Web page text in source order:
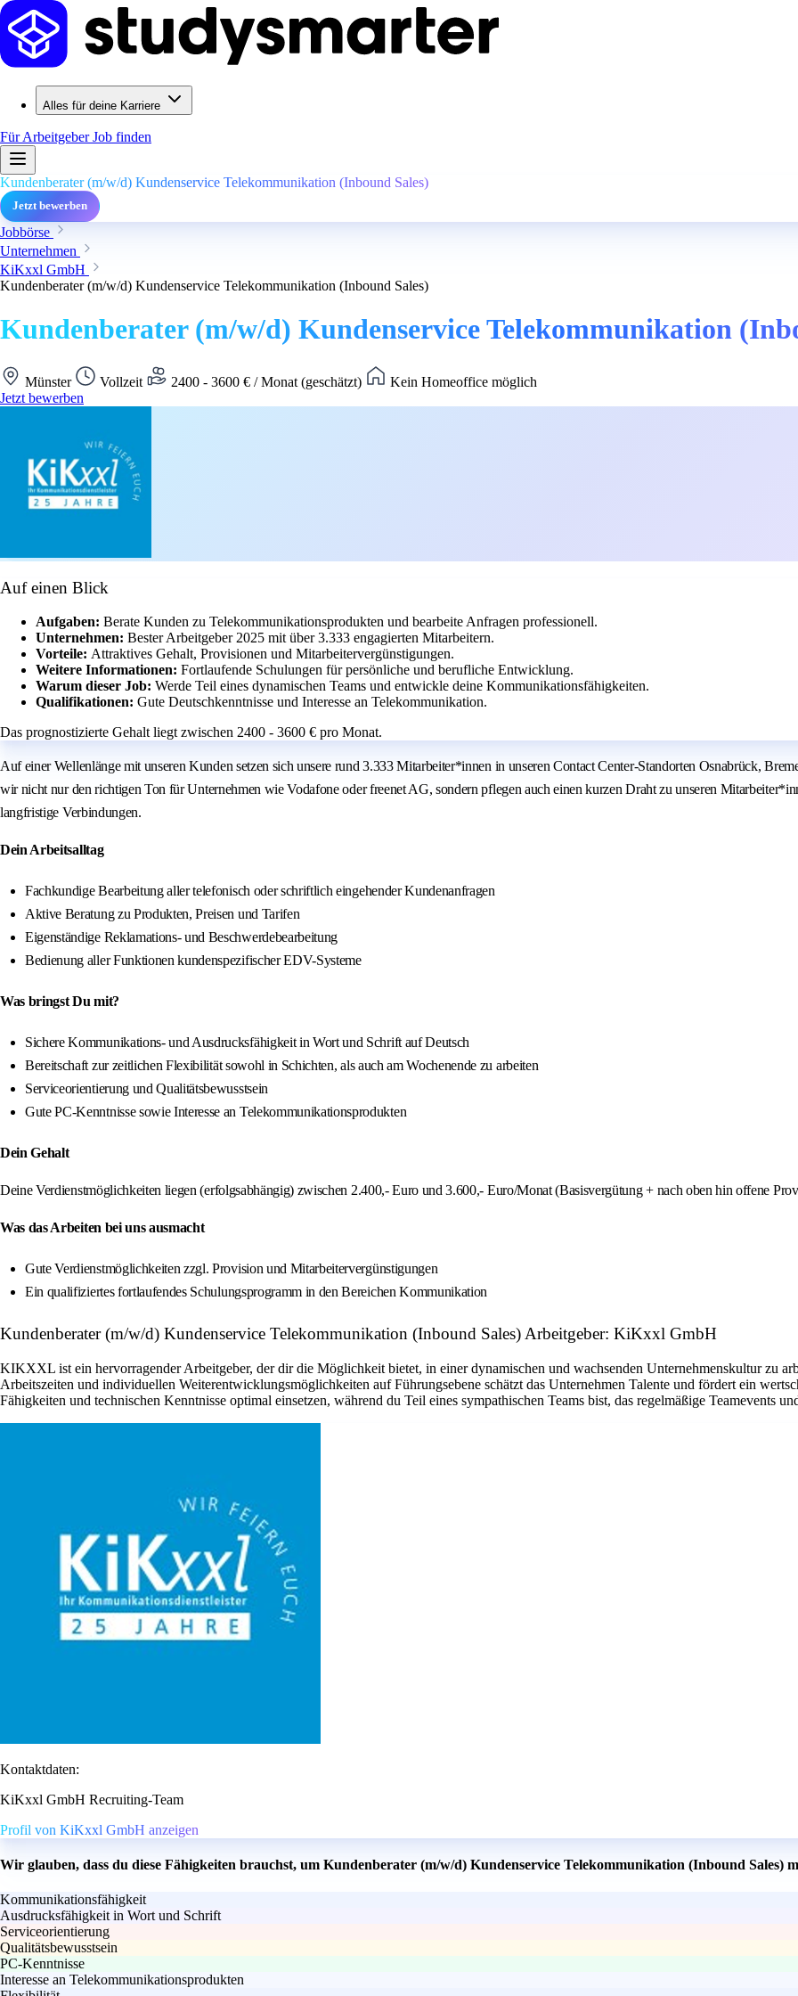
Alles für deine Karriere
Für ArbeitgeberJob finden
Kundenberater (m/w/d) Kundenservice Telekommunikation (Inbound Sales)
Jetzt bewerben
Jobbörse
Unternehmen
KiKxxl GmbH
Kundenberater (m/w/d) Kundenservice Telekommunikation (Inbound Sales)
Kundenberater (m/w/d) Kundenservice Telekommunikation
Münster Vollzeit 2400 - 3600 € / Monat (geschätzt)
Kein Homeoffice möglich
Jetzt bewerben
Auf einen Blick
Aufgaben: Berate Kunden zu Telekommunikationsprodukten und bearbeite Anfragen professionell.
Unternehmen: Bester Arbeitgeber 2025 mit über 3.333 engagierten Mitarbeitern.
Vorteile: Attraktives Gehalt, Provisionen und Mitarbeitervergünstigungen.
Weitere Informationen: Fortlaufende Schulungen für persönliche und berufliche Entwicklung.
Warum dieser Job: Werde Teil eines dynamischen Teams und entwickle deine Kommunikationsfähigkeiten.
Qualifikationen: Gute Deutschkenntnisse und Interesse an Telekommunikation.
Das prognostizierte Gehalt liegt zwischen 2400 - 3600 € pro Monat.
Auf einer Wellenlänge mit unseren Kunden setzen sich unsere rund 3.333 Mitarbeiter*innen in unseren Contact Center-Standorten Osnabrück,
wir nicht nur den richtigen Ton für Unternehmen wie Vodafone oder freenet AG, sondern pflegen auch einen kurzen Draht zu unseren
langfristige Verbindungen.
Dein Arbeitsalltag
Fachkundige Bearbeitung aller telefonisch oder schriftlich eingehender Kundenanfragen
Aktive Beratung zu Produkten, Preisen und Tarifen
Eigenständige Reklamations- und Beschwerdebearbeitung
Bedienung aller Funktionen kundenspezifischer EDV-Systeme
Was bringst Du mit?
Sichere Kommunikations- und Ausdrucksfähigkeit in Wort und Schrift auf Deutsch
Bereitschaft zur zeitlichen Flexibilität sowohl in Schichten, als auch am Wochenende zu arbeiten
Serviceorientierung und Qualitätsbewusstsein
Gute PC-Kenntnisse sowie Interesse an Telekommunikationsprodukten
Dein Gehalt
Deine Verdienstmöglichkeiten liegen (erfolgsabhängig) zwischen 2.400,- Euro und 3.600,- Euro/Monat (Basisvergütung + nach oben hin offene
Was das Arbeiten bei uns ausmacht
Gute Verdienstmöglichkeiten zzgl. Provision und Mitarbeitervergünstigungen
Ein qualifiziertes fortlaufendes Schulungsprogramm in den Bereichen Kommunikation
Kundenberater (m/w/d) Kundenservice Telekommunikation (Inbound Sales) Arbeitgeber: KiKxxl GmbH
KIKXXL ist ein hervorragender Arbeitgeber, der dir die Möglichkeit bietet, in einer dynamischen und wachsenden Unternehmenskultur zu
Arbeitszeiten und individuellen Weiterentwicklungsmöglichkeiten auf Führungsebene schätzt das Unternehmen Talente und fördert ein
Fähigkeiten und technischen Kenntnisse optimal einsetzen, während du Teil eines sympathischen Teams bist, das regelmäßige Teamevents
Kontaktdaten:
KiKxxl GmbH Recruiting-Team
Profil von KiKxxl GmbH anzeigen
Wir glauben, dass du diese Fähigkeiten brauchst, um Kundenberater (m/w/d) Kundenservice Telekommunikation (Inbound Sales)
Kommunikationsfähigkeit
Ausdrucksfähigkeit in Wort und Schrift
Serviceorientierung
Qualitätsbewusstsein
PC-Kenntnisse
Interesse an Telekommunikationsprodukten